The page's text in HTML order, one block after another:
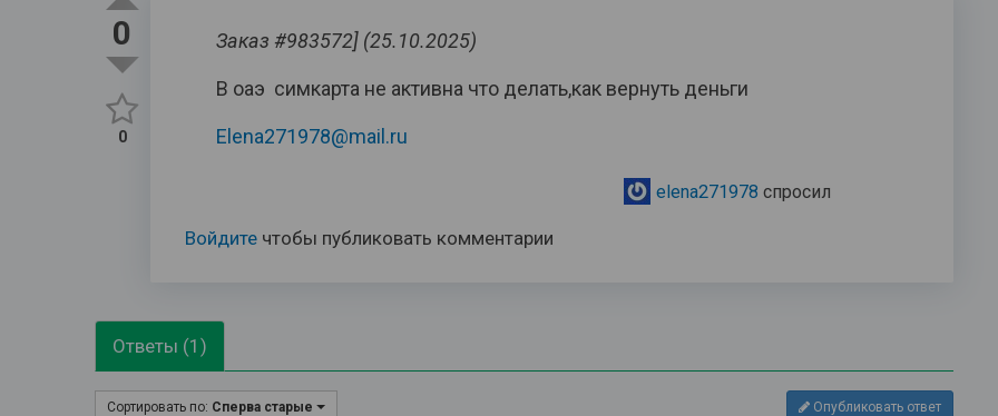
0
0
Заказ #983572] (25.10.2025)
В оаэ симкарта не активна что делать,как вернуть деньги
Elena271978@mail.ru
elena271978 спросил
Войдите чтобы публиковать комментарии
Ответы (1)
Сортировать по: Сперва старые Опубликовать ответ